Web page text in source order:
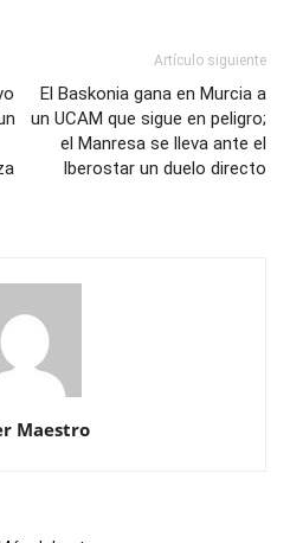
Artículo siguiente
El Baskonia gana en Murcia a
un UCAM que sigue en peligro;
el Manresa se lleva ante el
Iberostar un duelo directo
Maestro